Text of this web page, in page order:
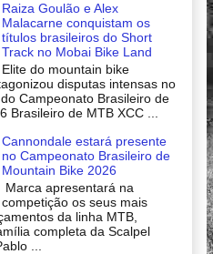
Raiza Goulão e Alex
Malacarne conquistam os
títulos brasileiros do Short
Track no Mobai Bike Land
Elite do mountain bike
disputas intensas no
Campeonato Brasileiro de
Brasileiro de MTB XCC ...
Cannondale estará presente
no Campeonato Brasileiro de
Mountain Bike 2026
Marca apresentará na
competição os seus mais
da linha MTB,
completa da Scalpel
...